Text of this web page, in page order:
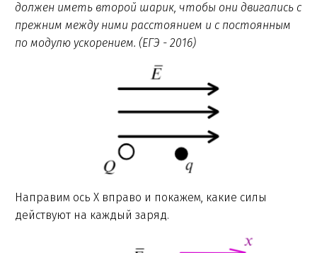
должен иметь второй шарик, чтобы они двигались с
прежним между ними расстоянием и с постоянным
по модулю ускорением. (ЕГЭ - 2016)
Направим ось X вправо и покажем, какие силы
действуют на каждый заряд.